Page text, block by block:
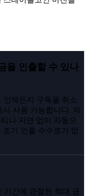
을 인출할 수 있나
언제든지 구독을 취소
사용 가능합니다. 자
나 지연 없이 자동으
기 인출 수수료가 없
기간에 관찰된 최대 금